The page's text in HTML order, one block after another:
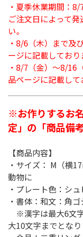
・夏季休業期間：8/
ご注文日によって
い。
・8/6（木）まで及
ージに記載してお
・8/7（金）～8/16
品ページに記載し
※お作りするお
定」の「商品備
【商品内容】
・サイズ： M（横
動物に
・プレート色：シ
・書体：和文：角
※漢字は最大6文
大10文字までとなり